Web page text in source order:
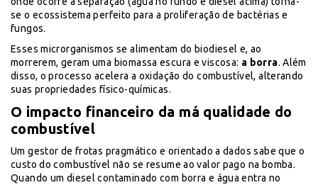
se o ecossistema perfeito para a proliferação de bactérias e
fungos.
Esses microrganismos se alimentam do biodiesel e, ao
morrerem, geram uma biomassa escura e viscosa: a borra. Além
disso, o processo acelera a oxidação do combustível, alterando
suas propriedades físico-químicas.
O impacto financeiro da má qualidade do
combustível
Um gestor de frotas pragmático e orientado a dados sabe que o
custo do combustível não se resume ao valor pago na bomba.
Quando um diesel contaminado com borra e água entra no